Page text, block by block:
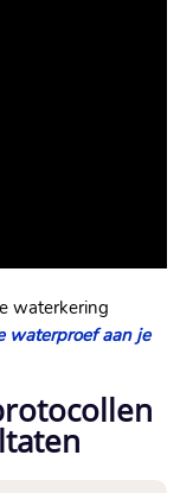
waterkering
waterproef aan je